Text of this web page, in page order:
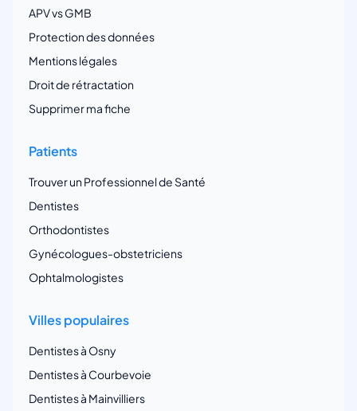
APV vs GMB
Protection des données
Mentions légales
Droit de rétractation
Supprimer ma fiche
Patients
Trouver un Professionnel de Santé
Dentistes
Orthodontistes
Gynécologues-obstetriciens
Ophtalmologistes
Villes populaires
Dentistes à Osny
Dentistes à Courbevoie
Dentistes à Mainvilliers